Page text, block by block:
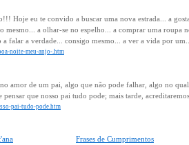
Hoje eu te convido a buscar uma nova estrada... a
a olhar-se no espelho... a comprar uma roupa
falar a verdade... consigo mesmo... a ver a vida por um...
noite-meu-anjo-.htm
amor de um pai, algo que não pode falhar, algo no
pensar que nosso pai tudo pode; mais tarde,
pai-tudo-pode.htm
Frases de Cumprimentos